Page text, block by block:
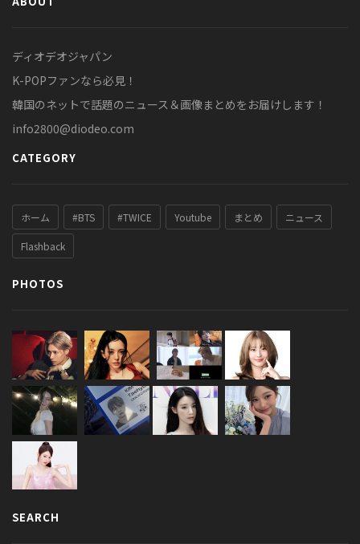
ディオデオジャパン
K-POPファンなら必見！
韓国のネットで話題のニュース＆画像まとめをお届けします！
info2800@diodeo.com
CATEGORY
ホーム #BTS #TWICE Youtube まとめ ニュース
Flashback
PHOTOS
SEARCH